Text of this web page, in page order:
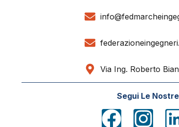
Via Ing. Roberto
Segui Le